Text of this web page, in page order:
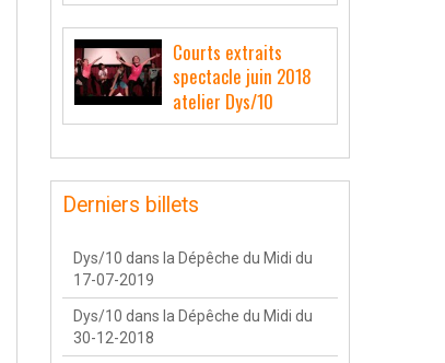
Courts extraits
spectacle juin 2018
atelier Dys/10
Derniers billets
Dys/10 dans la Dépêche du Midi du
17-07-2019
Dys/10 dans la Dépêche du Midi du
30-12-2018